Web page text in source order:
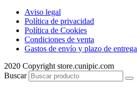
Aviso legal
Política de privacidad
Política de Cookies
Condiciones de venta
Gastos de envío y plazo de entrega
2020 Copyright store.cunipic.com
Buscar